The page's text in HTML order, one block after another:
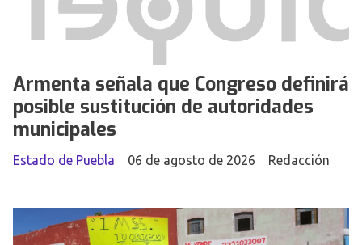
Armenta señala que Congreso definirá
posible sustitución de autoridades
municipales
Redacción
Estado de Puebla 06 de agosto de 2026